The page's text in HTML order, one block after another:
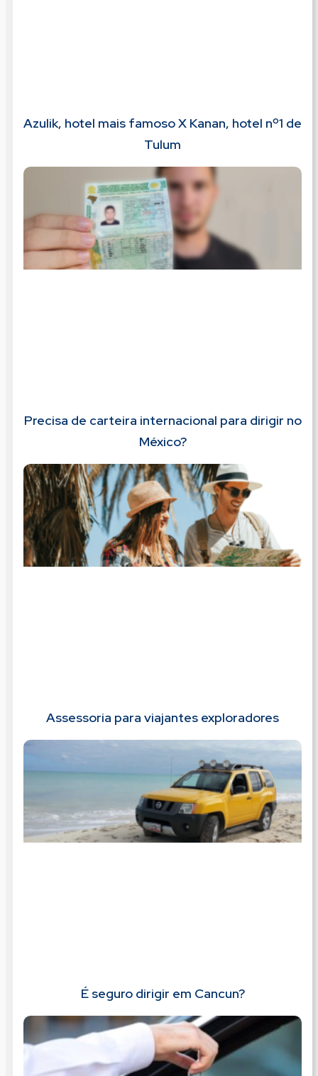
Azulik, hotel mais famoso X Kanan, hotel nº1 de
Tulum
Precisa de carteira internacional para dirigir no
México?
Assessoria para viajantes exploradores
É seguro dirigir em Cancun?